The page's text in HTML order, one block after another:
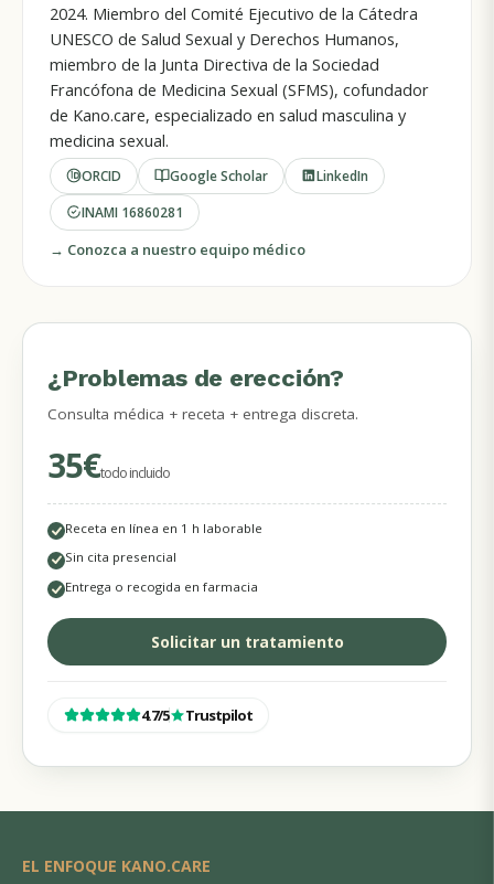
2024. Miembro del Comité Ejecutivo de la Cátedra
UNESCO de Salud Sexual y Derechos Humanos,
miembro de la Junta Directiva de la Sociedad
Francófona de Medicina Sexual (SFMS), cofundador
de Kano.care, especializado en salud masculina y
medicina sexual.
ORCID Google Scholar
LinkedIn
INAMI 16860281
→ Conozca a nuestro equipo médico
MÉDICOS DISPONIBLES
¿Problemas de erección?
Consulta médica + receta + entrega discreta.
35€todo incluido
Receta en línea en 1 h laborable
Sin cita presencial
Entrega o recogida en farmacia
Solicitar un tratamiento
4.7/5 Trustpilot
EL ENFOQUE KANO.CARE